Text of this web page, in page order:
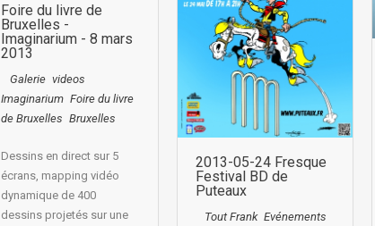
2013-05-24 Fresque
Festival BD de
Puteaux
Tout Frank Evénements
Foire du livre de
Bruxelles -
Imaginarium - 8 mars
2013
Galerie videos
Imaginarium Foire du livre
de Bruxelles Bruxelles
Dessins en direct sur 5
écrans, mapping vidéo
dynamique de 400
dessins projetés sur une